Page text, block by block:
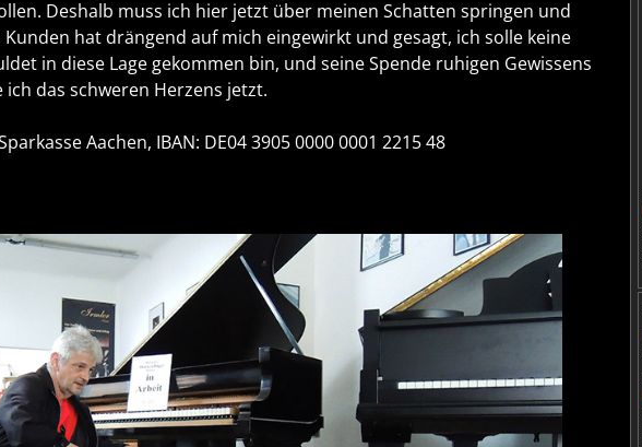
Deshalb muss ich hier jetzt über meinen Schatten springen und
hat drängend auf mich eingewirkt und gesagt, ich solle keine
in diese Lage gekommen bin, und seine Spende ruhigen Gewissens
das schweren Herzens jetzt.
Aachen, IBAN: DE04 3905 0000 0001 2215 48